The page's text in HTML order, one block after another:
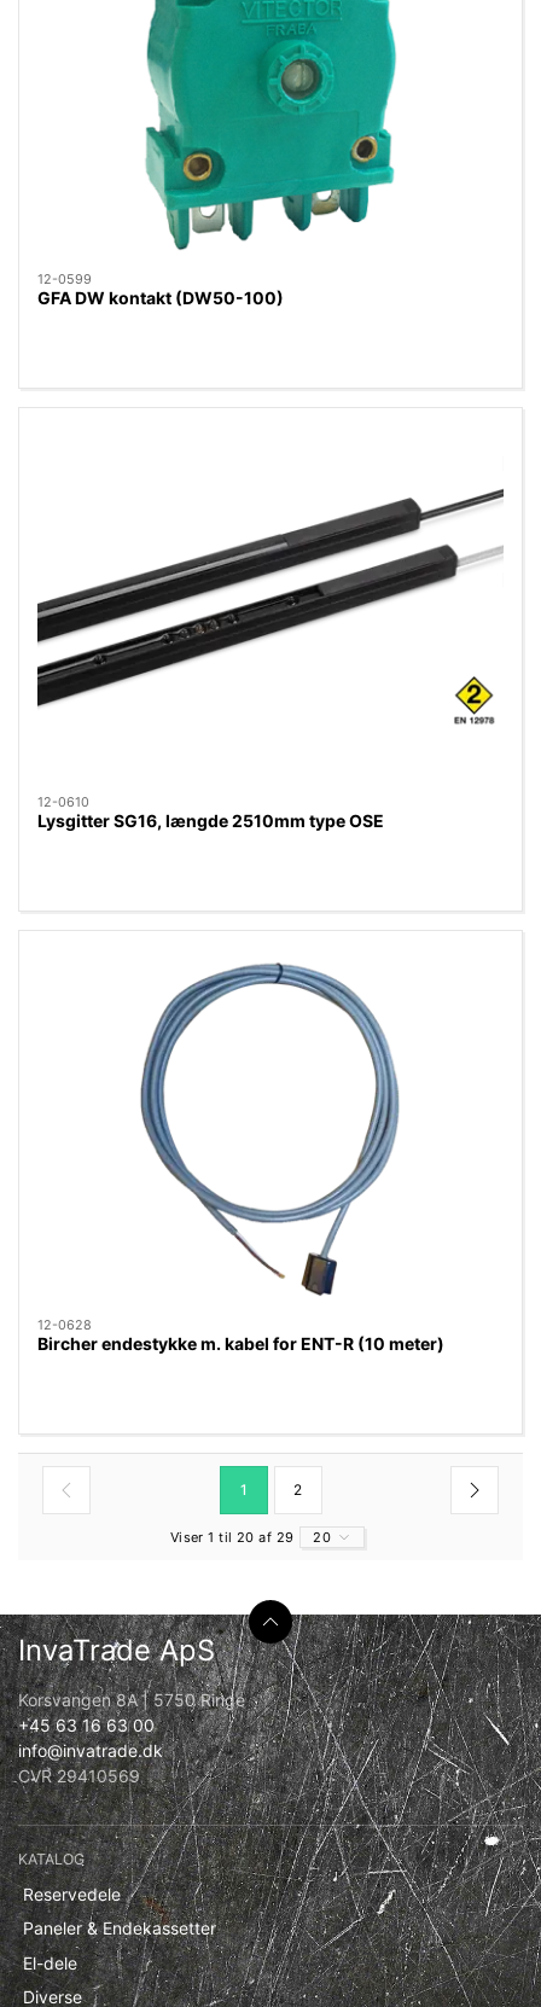
12-0599
GFA DW kontakt (DW50-100)
12-0610
Lysgitter SG16, længde 2510mm type OSE
12-0628
Bircher endestykke m. kabel for ENT-R (10 meter)
1 2
Viser 1 til 20 af 29 20
InvaTrade ApS
Korsvangen 8A | 5750 Ringe
+45 63 16 63 00
info@invatrade.dk
CVR 29410569
KATALOG
Reservedele
Paneler & Endekassetter
El-dele
Diverse